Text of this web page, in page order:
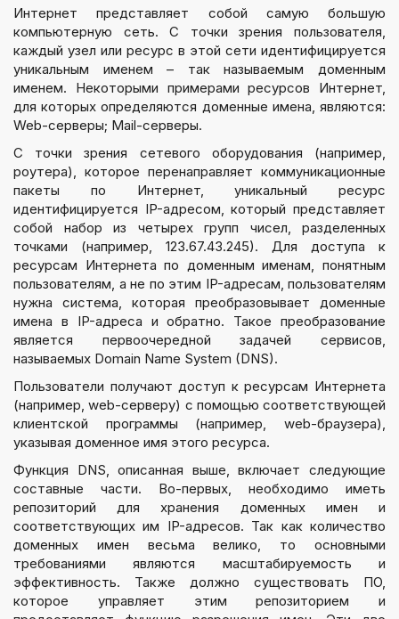
Интернет представляет собой самую большую
компьютерную сеть. С точки зрения пользователя,
каждый узел или ресурс в этой сети идентифицируется
уникальным именем – так называемым доменным
именем. Некоторыми примерами ресурсов Интернет,
для которых определяются доменные имена, являются:
Web-серверы; Mail-серверы.
С точки зрения сетевого оборудования (например,
роутера), которое перенаправляет коммуникационные
пакеты по Интернет, уникальный ресурс
идентифицируется IP-адресом, который представляет
собой набор из четырех групп чисел, разделенных
точками (например, 123.67.43.245). Для доступа к
ресурсам Интернета по доменным именам, понятным
пользователям, а не по этим IP-адресам, пользователям
нужна система, которая преобразовывает доменные
имена в IP-адреса и обратно. Такое преобразование
является первоочередной задачей сервисов,
называемых Domain Name System (DNS).
Пользователи получают доступ к ресурсам Интернета
(например, web-серверу) с помощью соответствующей
клиентской программы (например, web-браузера),
указывая доменное имя этого ресурса.
Функция DNS, описанная выше, включает следующие
составные части. Во-первых, необходимо иметь
репозиторий для хранения доменных имен и
соответствующих им IP-адресов. Так как количество
доменных имен весьма велико, то основными
требованиями являются масштабируемость и
эффективность. Также должно существовать ПО,
которое управляет этим репозиторием и